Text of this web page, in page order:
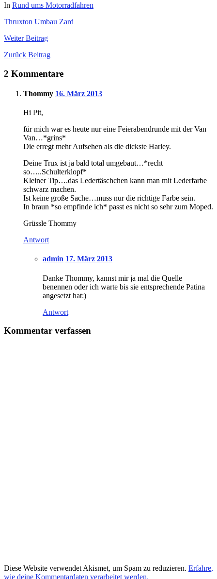
In Rund ums Motorradfahren
Thruxton Umbau Zard
WeiterBeitrag
Zurück Beitrag
2 Kommentare
Thommy 16. März 2013
Hi Pit,
für mich war es heute nur eine Feierabendrunde mit der Van
Van…*grins*
Die erregt mehr Aufsehen als die dickste Harley.
Deine Trux ist ja bald total umgebaut…*recht
so…..Schulterklopf*
Kleiner Tip….das Ledertäschchen kann man mit Lederfarbe
schwarz machen.
Ist keine große Sache…muss nur die richtige Farbe sein.
In braun *so empfinde ich* passt es nicht so sehr zum Moped.
Grüssle Thommy
Antwort
admin 17. März 2013
Danke Thommy, kannst mir ja mal die Quelle
benennen oder ich warte bis sie entsprechende Patina
angesetzt hat:)
Antwort
Kommentar verfassen
Diese Website verwendet Akismet, um Spam zu reduzieren. Erfahre,
wie deine Kommentardaten verarbeitet werden.